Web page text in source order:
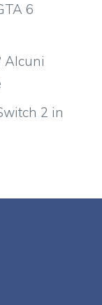
6
Alcuni
2 in